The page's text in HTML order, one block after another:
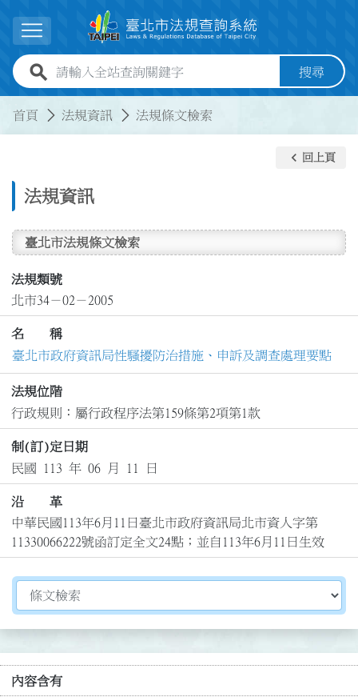
展開選單
全站查詢關鍵字欄位 搜尋
首頁 法規資訊 法規條文檢索
法規資訊
keyboard_arrow_left 回上頁
臺北市法規條文檢索
法規類號
北市34－02－2005
名 稱
臺北市政府資訊局性騷擾防治措施、申訴及調查處理要點
法規位階
行政規則：屬行政程序法第159條第2項第1款
制(訂)定日期
民國 113 年 06 月 11 日
沿 革
中華民國113年6月11日臺北市政府資訊局北市資人字第
11330066222號函訂定全文24點；並自113年6月11日生效
切換選擇法規資訊內容
內容含有